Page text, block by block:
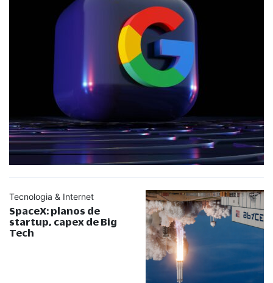
Tecnologia & Internet
SpaceX: planos de
startup, capex de Big
Tech